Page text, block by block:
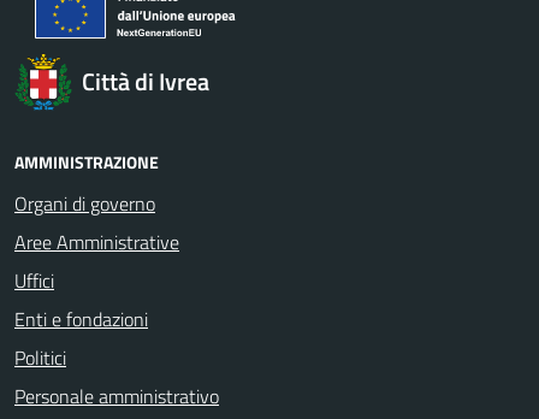
Città di Ivrea
AMMINISTRAZIONE
Organi di governo
Aree Amministrative
Uffici
Enti e fondazioni
Politici
Personale amministrativo